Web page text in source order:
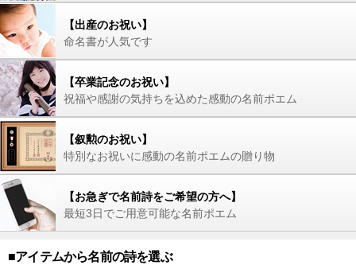
【出産のお祝い】
命名書が人気です
【卒業記念のお祝い】
祝福や感謝の気持ちを込めた感動の名前ポエム
【叙勲のお祝い】
特別なお祝いに感動の名前ポエムの贈り物
【お急ぎで名前詩をご希望の方へ】
最短3日でご用意可能な名前ポエム
■アイテムから名前の詩を選ぶ